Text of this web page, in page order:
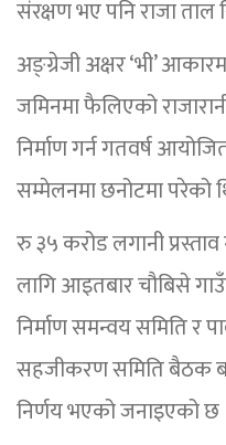
संरक्षण भए पनि राजा ताल
अङ्ग्रेजी अक्षर ‘भी’
जमिनमा फैलिएको
निर्माण गर्न गतवर्ष
सम्मेलनमा छनोटमा परेको
रु ३५ करोड लगानी
लागि आइतबार चौबिसे
निर्माण समन्वय समिति र
सहजीकरण समिति बैठक
निर्णय भएको जनाइएको छ